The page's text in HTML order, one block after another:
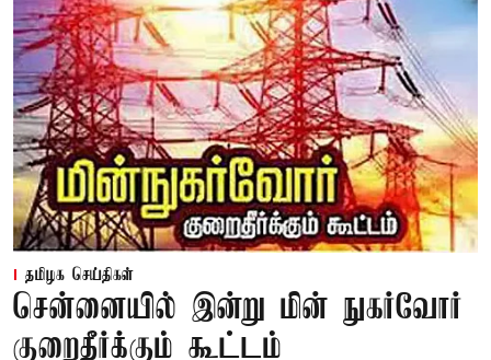
தமிழக செய்திகள்
சென்னையில் இன்று மின் நுகர்வோர்
குறைதீர்க்கும் கூட்டம்